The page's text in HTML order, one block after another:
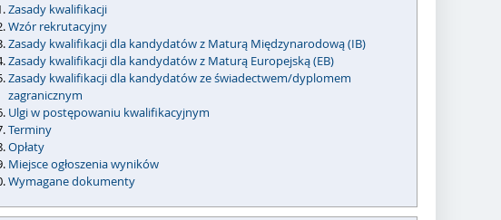
Zasady kwalifikacji
Wzór rekrutacyjny
Zasady kwalifikacji dla kandydatów z Maturą Międzynarodową (IB)
Zasady kwalifikacji dla kandydatów z Maturą Europejską (EB)
Zasady kwalifikacji dla kandydatów ze świadectwem/dyplomem
zagranicznym
Ulgi w postępowaniu kwalifikacyjnym
Terminy
Opłaty
Miejsce ogłoszenia wyników
Wymagane dokumenty